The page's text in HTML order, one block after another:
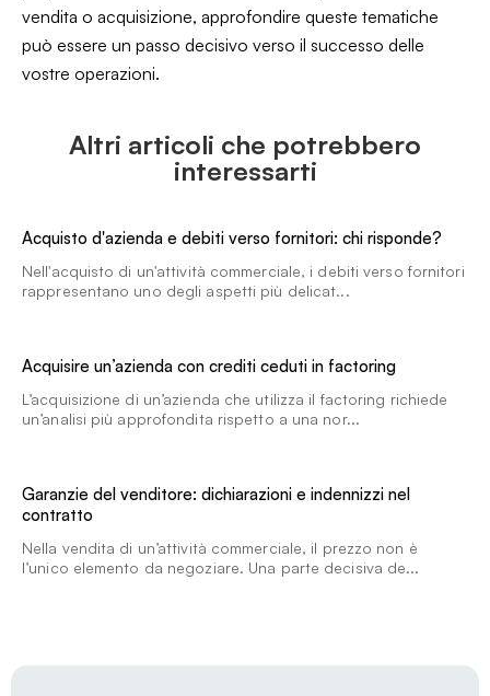
vendita o acquisizione, approfondire queste tematiche
può essere un passo decisivo verso il successo delle
vostre operazioni.
Altri articoli che potrebbero
interessarti
Acquisto d'azienda e debiti verso fornitori: chi risponde?
Nell'acquisto di un'attività commerciale, i debiti verso fornitori
rappresentano uno degli aspetti più delicat...
Acquisire un’azienda con crediti ceduti in factoring
L’acquisizione di un’azienda che utilizza il factoring richiede
un’analisi più approfondita rispetto a una nor...
Garanzie del venditore: dichiarazioni e indennizzi nel
contratto
Nella vendita di un’attività commerciale, il prezzo non è
l’unico elemento da negoziare. Una parte decisiva de...